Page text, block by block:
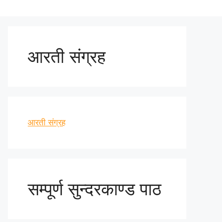
आरती संग्रह
आरती संग्रह
सम्पूर्ण सुन्दरकाण्ड पाठ